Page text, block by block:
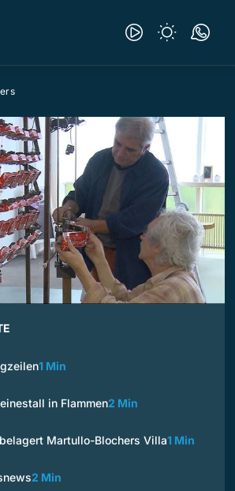
1 Min
in Flammen2 Min
Martullo-Blochers Villa1 Min
2 Min